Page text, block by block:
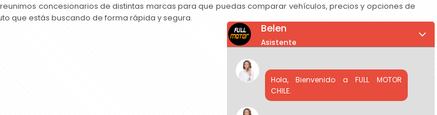
concesionarios de distintas marcas para que puedas comparar vehículos, precios y opciones de
que estás buscando de forma rápida y segura.
Belen
Asistente
Hola, Bienvenido a FULL MOTOR
CHILE.